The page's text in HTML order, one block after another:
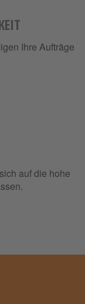
Ihre Aufträge
auf die hohe